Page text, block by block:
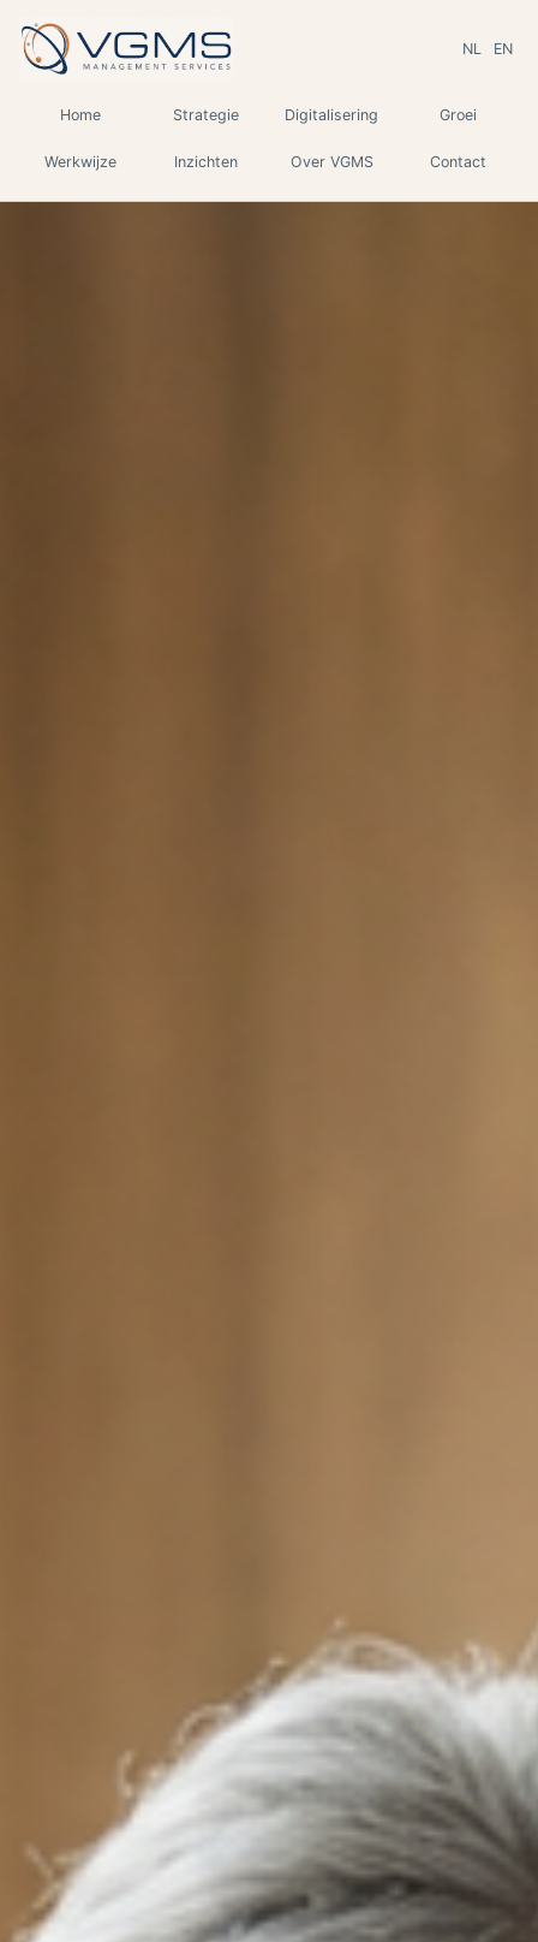
Home Strategie Digitalisering Groei
Werkwijze Inzichten Over VGMS Contact
NL EN